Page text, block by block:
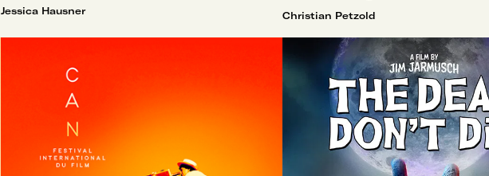
Jessica Hausner Christian Petzold